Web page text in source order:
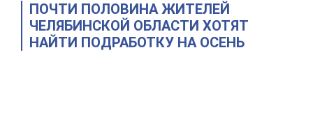
ПОЧТИ ПОЛОВИНА ЖИТЕЛЕЙ
ЧЕЛЯБИНСКОЙ ОБЛАСТИ ХОТЯТ
НАЙТИ ПОДРАБОТКУ НА ОСЕНЬ